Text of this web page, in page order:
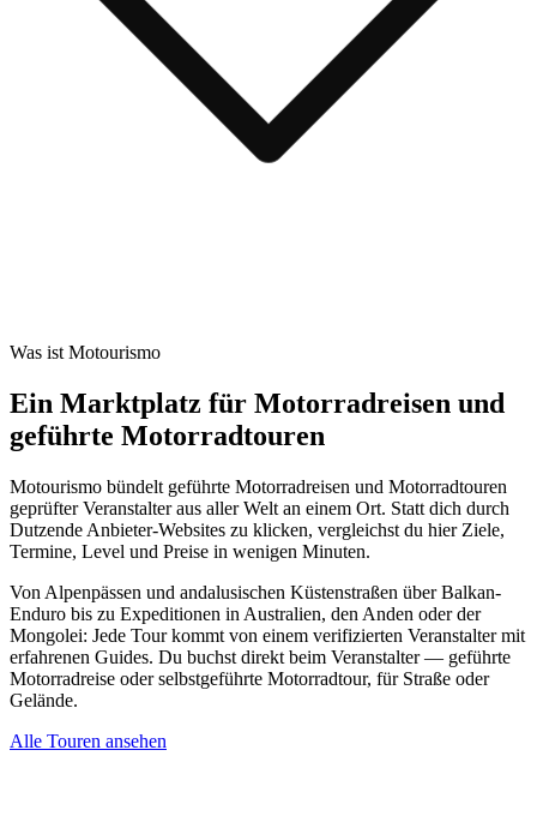
Was ist Motourismo
Ein Marktplatz für Motorradreisen und
geführte Motorradtouren
Motourismo bündelt geführte Motorradreisen und Motorradtouren
geprüfter Veranstalter aus aller Welt an einem Ort. Statt dich durch
Dutzende Anbieter-Websites zu klicken, vergleichst du hier Ziele,
Termine, Level und Preise in wenigen Minuten.
Von Alpenpässen und andalusischen Küstenstraßen über Balkan-
Enduro bis zu Expeditionen in Australien, den Anden oder der
Mongolei: Jede Tour kommt von einem verifizierten Veranstalter mit
erfahrenen Guides. Du buchst direkt beim Veranstalter — geführte
Motorradreise oder selbstgeführte Motorradtour, für Straße oder
Gelände.
Alle Touren ansehen